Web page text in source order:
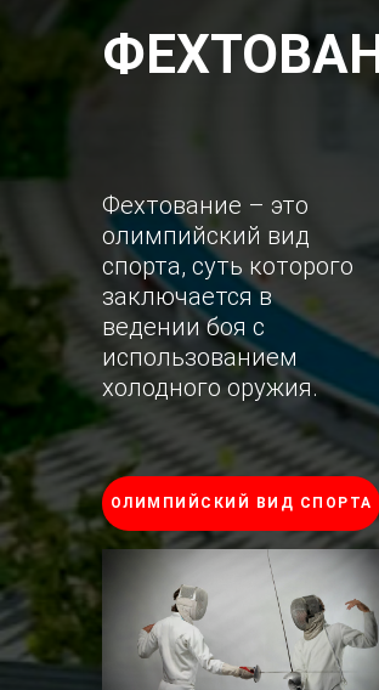
Фехтование – это
олимпийский вид
спорта, суть которого
заключается в
ведении боя с
использованием
холодного оружия.
ОЛИМПИЙСКИЙ ВИД СПОРТА